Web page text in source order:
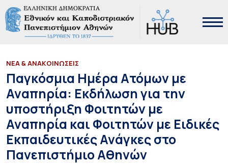
ΝΕΑ & ΑΝΑΚΟΙΝΩΣΕΙΣ
Παγκόσμια Ημέρα Ατόμων με
Αναπηρία: Εκδήλωση για την
υποστήριξη Φοιτητών με
Αναπηρία και Φοιτητών με Ειδικές
Εκπαιδευτικές Ανάγκες στο
Πανεπιστήμιο Αθηνών